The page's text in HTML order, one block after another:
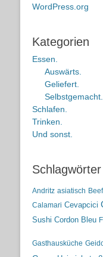
WordPress.org
Kategorien
Essen.
Auswärts.
Geliefert.
Selbstgemacht.
Schlafen.
Trinken.
Und sonst.
Schlagwörter
Andritz asiatisch
Calamari Cevapcici
Sushi Cordon Bleu
Gasthausküche